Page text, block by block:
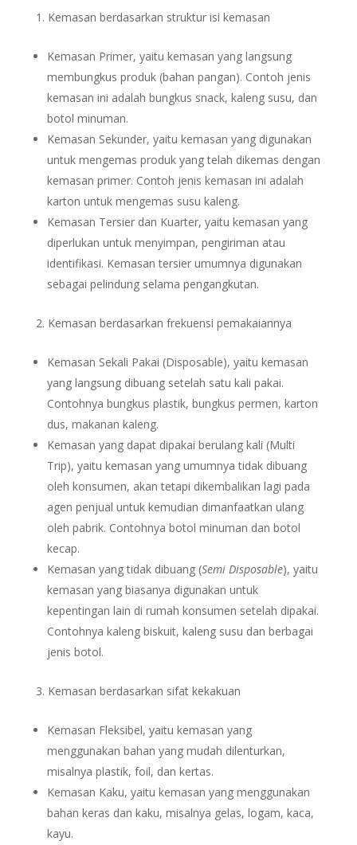
Kemasan berdasarkan struktur isi kemasan
Kemasan Primer, yaitu kemasan yang langsung
membungkus produk (bahan pangan). Contoh jenis
kemasan ini adalah bungkus snack, kaleng susu, dan
botol minuman.
Kemasan Sekunder, yaitu kemasan yang digunakan
untuk mengemas produk yang telah dikemas dengan
kemasan primer. Contoh jenis kemasan ini adalah
karton untuk mengemas susu kaleng.
Kemasan Tersier dan Kuarter, yaitu kemasan yang
diperlukan untuk menyimpan, pengiriman atau
identifikasi. Kemasan tersier umumnya digunakan
sebagai pelindung selama pengangkutan.
Kemasan berdasarkan frekuensi pemakaiannya
Kemasan Sekali Pakai (Disposable), yaitu kemasan
yang langsung dibuang setelah satu kali pakai.
Contohnya bungkus plastik, bungkus permen, karton
dus, makanan kaleng.
Kemasan yang dapat dipakai berulang kali (Multi
Trip), yaitu kemasan yang umumnya tidak dibuang
oleh konsumen, akan tetapi dikembalikan lagi pada
agen penjual untuk kemudian dimanfaatkan ulang
oleh pabrik. Contohnya botol minuman dan botol
kecap.
Kemasan yang tidak dibuang (Semi Disposable), yaitu
kemasan yang biasanya digunakan untuk
kepentingan lain di rumah konsumen setelah dipakai.
Contohnya kaleng biskuit, kaleng susu dan berbagai
jenis botol.
Kemasan berdasarkan sifat kekakuan
Kemasan Fleksibel, yaitu kemasan yang
menggunakan bahan yang mudah dilenturkan,
misalnya plastik, foil, dan kertas.
Kemasan Kaku, yaitu kemasan yang menggunakan
bahan keras dan kaku, misalnya gelas, logam, kaca,
kayu.